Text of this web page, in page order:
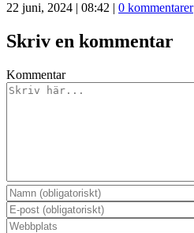
22 juni, 2024 | 08:42 | 0 kommentarer
Skriv en kommentar
Kommentar